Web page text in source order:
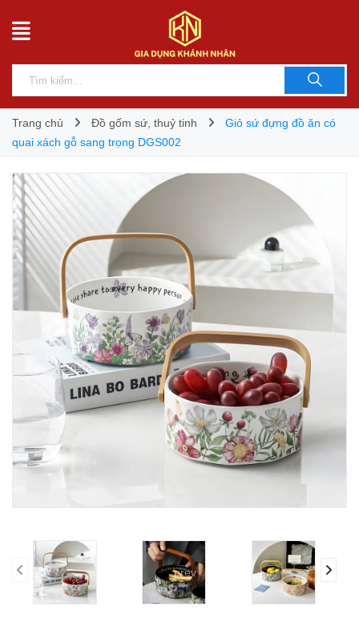
Trang chủ Đồ gốm sứ, thuỷ tinh
Giỏ sứ đựng đồ ăn có
quai xách gỗ sang trọng DGS002
prev